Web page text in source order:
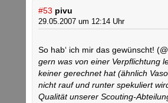
#53 pivu
29.05.2007 um 12:14 Uhr
So hab‘ ich mir das gewünscht!
gern was von einer Verpflichtung
keiner gerechnet hat (ähnlich
nicht rauf und runter spekuliert
Qualität unserer Scouting-